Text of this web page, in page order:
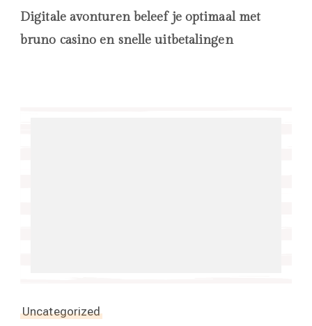
Digitale avonturen beleef je optimaal met
bruno casino en snelle uitbetalingen
Uncategorized